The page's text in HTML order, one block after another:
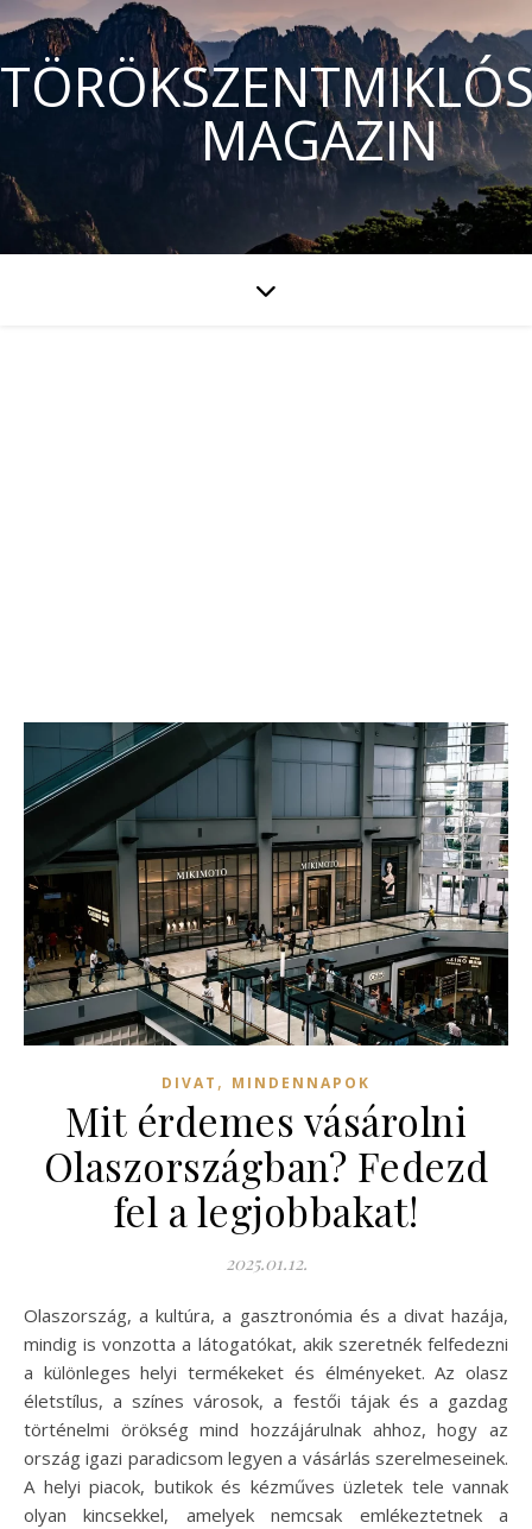
MAGAZIN
DIVAT , MINDENNAPOK
Mit érdemes vásárolni
Olaszországban? Fedezd
fel a legjobbakat!
2025.01.12.
Olaszország, a kultúra, a gasztronómia és a divat hazája,
mindig is vonzotta a látogatókat, akik szeretnék felfedezni
a különleges helyi termékeket és élményeket. Az olasz
életstílus, a színes városok, a festői tájak és a gazdag
történelmi örökség mind hozzájárulnak ahhoz, hogy az
ország igazi paradicsom legyen a vásárlás szerelmeseinek.
A helyi piacok, butikok és kézműves üzletek tele vannak
olyan kincsekkel, amelyek nemcsak emlékeztetnek a